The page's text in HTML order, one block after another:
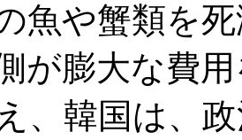
魚や蟹類を
が膨大な費
、韓国は、